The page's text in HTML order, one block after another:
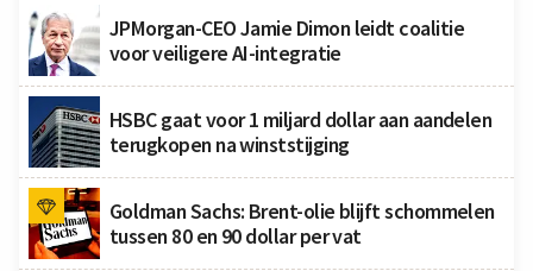
JPMorgan-CEO Jamie Dimon leidt coalitie
voor veiligere AI-integratie
HSBC gaat voor 1 miljard dollar aan aandelen
terugkopen na winststijging
Goldman Sachs: Brent-olie blijft schommelen
tussen 80 en 90 dollar per vat